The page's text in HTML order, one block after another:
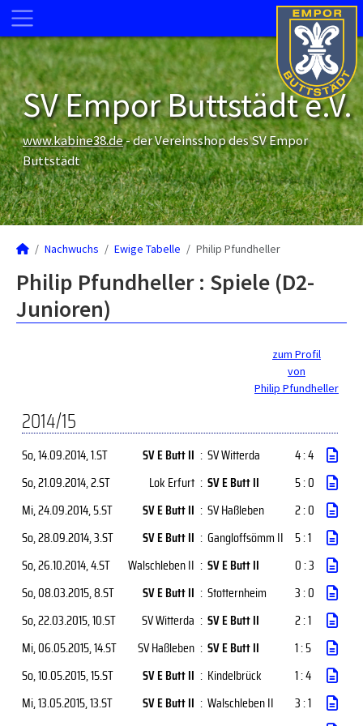
SV Empor Buttstädt e.V.
www.kabine38.de- der Vereinsshop des SV Empor
Buttstädt
Nachwuchs Ewige Tabelle Philip Pfundheller
Philip Pfundheller : Spiele (D2-
Junioren)
zum Profil
von
Philip Pfundheller
2014/15
So, 14.09.2014, 1.ST SV E Butt II : SV Witterda
4 : 4
So, 21.09.2014, 2.ST Lok Erfurt : SV E Butt II
5 : 0
Mi, 24.09.2014, 5.ST SV E Butt II : SV Haßleben
2 : 0
So, 28.09.2014, 3.ST SV E Butt II : Gangloffsömm II 5 : 1
So, 26.10.2014, 4.ST Walschleben II : SV E Butt II
0 : 3
So, 08.03.2015, 8.ST SV E Butt II : Stotternheim
3 : 0
So, 22.03.2015, 10.ST SV Witterda : SV E Butt II
2 : 1
Mi, 06.05.2015, 14.ST SV Haßleben : SV E Butt II
1 : 5
So, 10.05.2015, 15.ST SV E Butt II : Kindelbrück
1 : 4
Mi, 13.05.2015, 13.ST SV E Butt II : Walschleben II
3 : 1